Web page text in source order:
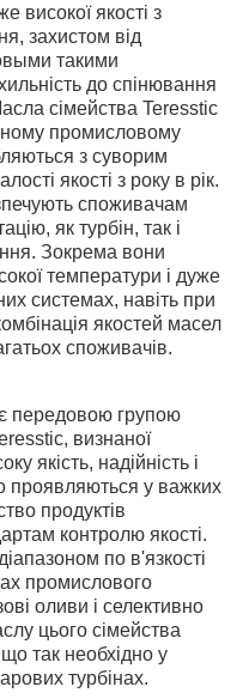
високої якості з
захистом від
такими
до спінювання
сімейства Teresstic
промисловому
з суворим
якості з року в рік.
споживачам
як турбін, так і
Зокрема вони
температури і дуже
системах, навіть при
якостей масел
споживачів.
передовою групою
визнаної
якість, надійність і
проявляються у важких
продуктів
контролю якості.
по в'язкості
промислового
оливи і селективно
цього сімейства
що так необхідно у
турбінах.